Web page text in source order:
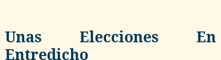
Unas Elecciones En
Entredicho